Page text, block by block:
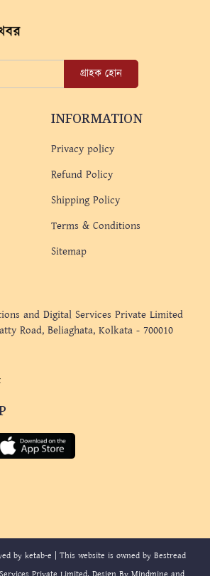
গ্রাহক হোন
INFORMATION
Privacy policy
Refund Policy
Shipping Policy
Terms & Conditions
Sitemap
and Digital Services Private Limited
Road, Beliaghata, Kolkata - 700010
by ketab-e | This website is owned by Bestread